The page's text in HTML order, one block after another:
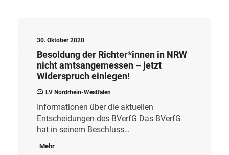
30. Oktober 2020
Besoldung der Richter*innen in NRW
nicht amtsangemessen – jetzt
Widerspruch einlegen!
LV Nordrhein-Westfalen
Informationen über die aktuellen
Entscheidungen des BVerfG Das BVerfG
hat in seinem Beschluss…
Mehr